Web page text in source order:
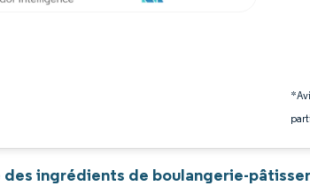
des ingrédients de boulangerie-